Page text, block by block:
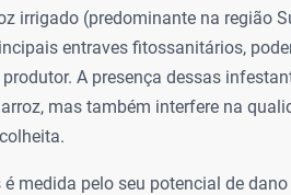
irrigado (predominante na região
entraves fitossanitários,
A presença dessas
mas também interfere na
medida pelo seu potencial de